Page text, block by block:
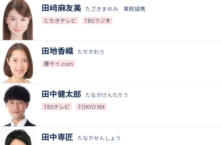
たざきまゆみ 業務提携
田﨑麻友美
とちぎテレビ TBSラジオ
たぢかおり
田地香織
爆サイ.com
たなかけんたろう
田中健太郎
TBSテレビ TOKYO MX
たなかせんしょう
田中専匠